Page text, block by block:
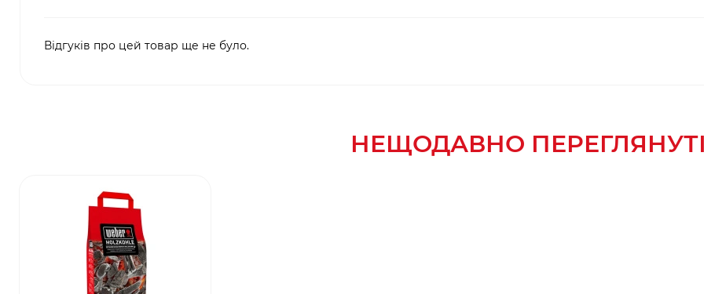
Відгуків про цей товар ще не було.
НЕЩОДАВНО